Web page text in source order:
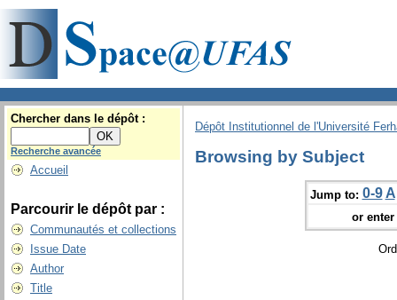
Chercher dans le dépôt :
Recherche avancée
Accueil
Parcourir le dépôt par :
Communautés et collections
Issue Date
Author
Title
Dépôt Institutionnel de l'Université
Browsing by Subject
Jump to: 0-9 A
or